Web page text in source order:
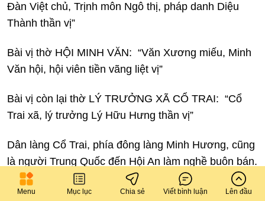
Đàn Việt chủ, Trịnh môn Ngô thị, pháp danh Diệu
Thành thần vị”
Bài vị thờ HỘI MINH VĂN: “Văn Xương miếu, Minh
Văn hội, hội viên tiền vãng liệt vị”
Bài vị còn lại thờ LÝ TRƯỞNG XÃ CỔ TRAI: “Cổ
Trai xã, lý trưởng Lý Hữu Hưng thần vị”
Dân làng Cổ Trai, phía đông làng Minh Hương, cũng
là người Trung Quốc đến Hội An làm nghề buôn bán.
Lý trưởng Lý Hữu Hưng được phụng tự như hậu
hiền
Menu Mục lục Chia sẻ Viết bình luận Lên đầu